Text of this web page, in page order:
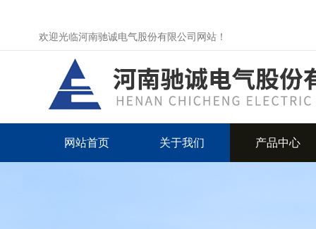
欢迎光临河南驰诚电气股份有限公司网站！
网站首页 关于我们 产品中心